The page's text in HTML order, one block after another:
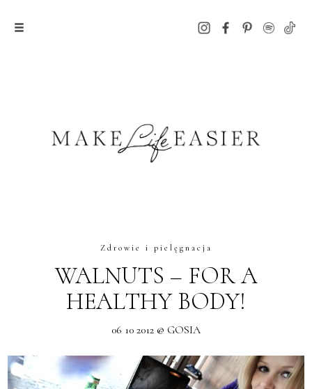
Zdrowie i pielęgnacja
WALNUTS – FOR A
HEALTHY BODY!
06 10 2012 @ GOSIA